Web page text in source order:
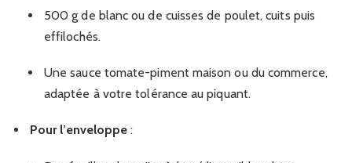
500 g de blanc ou de cuisses de poulet, cuits puis
effilochés.
Une sauce tomate-piment maison ou du commerce,
adaptée à votre tolérance au piquant.
Pour l’enveloppe :